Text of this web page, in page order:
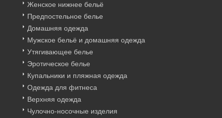
Женское нижнее бельё
Предпостельное белье
Домашняя одежда
Мужское бельё и домашняя одежда
Утягивающее белье
Эротическое белье
Купальники и пляжная одежда
Одежда для фитнеса
Верхняя одежда
Чулочно-носочные изделия